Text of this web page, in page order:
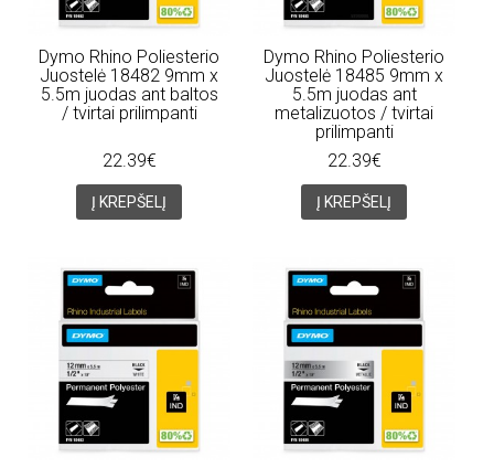
Dymo Rhino Poliesterio
Juostelė 18482 9mm x
5.5m juodas ant baltos
/ tvirtai prilimpanti
22.39€
Į KREPŠELĮ
Dymo Rhino Poliesterio
Juostelė 18485 9mm x
5.5m juodas ant
metalizuotos / tvirtai
prilimpanti
22.39€
Į KREPŠELĮ